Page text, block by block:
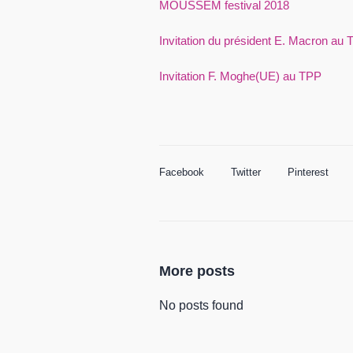
MOUSSEM festival 2018
Invitation du président E. Macron au
Invitation F. Moghe(UE) au TPP
Facebook Twitter Pinterest
More posts
No posts found